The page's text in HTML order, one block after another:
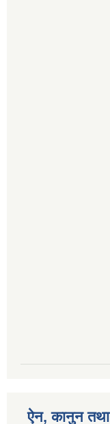
ऐन, कानुन तथा